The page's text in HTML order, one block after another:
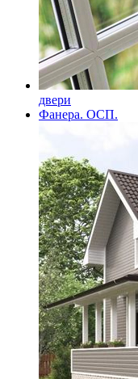
двери
Фанера. ОСП.